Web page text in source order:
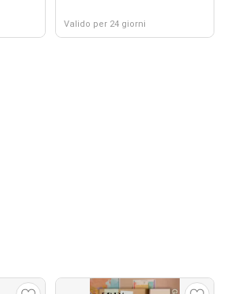
Valido per 24 giorni